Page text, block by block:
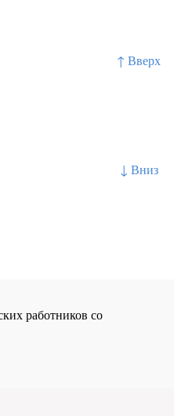
↑ Вверх
↓ Вниз
работников со